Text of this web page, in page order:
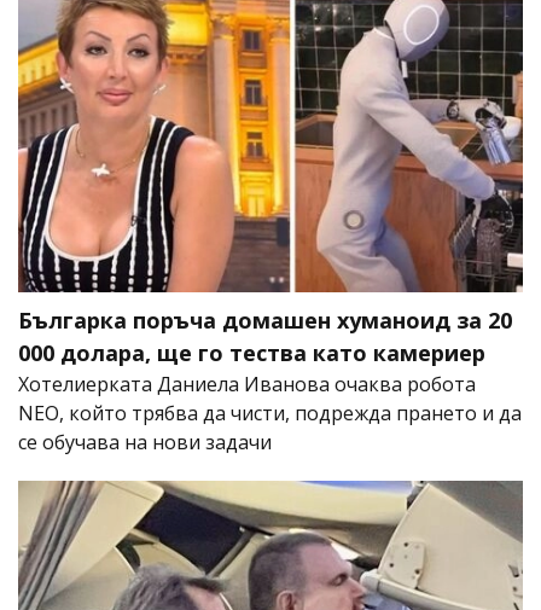
Българка поръча домашен хуманоид за 20
000 долара, ще го тества като камериер
Хотелиерката Даниела Иванова очаква робота
NEO, който трябва да чисти, подрежда прането и да
се обучава на нови задачи